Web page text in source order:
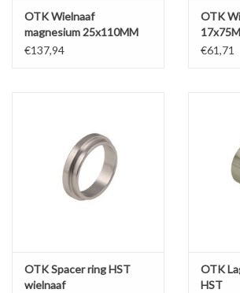
OTK Wielnaaf
magnesium 25x110MM
HST
€137,94
OTK
€61,71
OTK Spacer ring HST
wielnaaf
OTK
HST